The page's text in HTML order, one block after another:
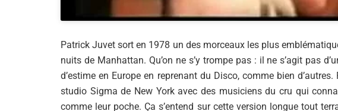
Patrick Juvet sort en 1978 un des morceaux les plus
nuits de Manhattan. Qu’on ne s’y trompe pas : il ne s’agit pas
d’estime en Europe en reprenant du Disco, comme bien
studio Sigma de New York avec des musiciens du cru qui
comme leur poche. Ça s’entend sur cette version longue tout